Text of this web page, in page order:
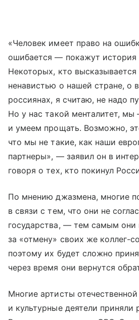
«Человек имеет право на
ошибается — покажут история
Некоторых, кто
ненавистью о нашей стране, о
россиянах, я считаю, не надо
Но у нас такой менталитет,
и умеем прощать. Возможно,
что мы не такие, как наши
партнеры», — заявил он в
говоря о тех, кто покинул
По мнению джазмена, многие
в связи с тем, что они не
государства, — тем самым они
за «отмену» своих же коллег-
поэтому их будет сложно
через время они вернутся
Многие артисты
и культурные деятели приняли